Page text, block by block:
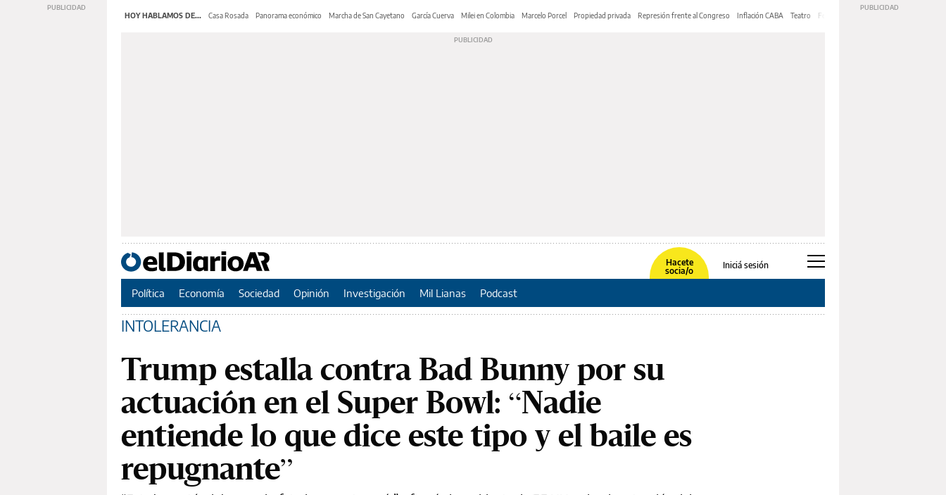
HOY HABLAMOS DE... Casa Rosada Panorama económico Marcha de San Cayetano García Cuerva Milei en Colombia Marcelo Porcel Propiedad privada Represión frente al Congreso Inflación CABA Teatro Feria de Editores
Hacete
socia/o
Iniciá sesión
Política Economía Sociedad Opinión Investigación Mil Lianas Podcast
INTOLERANCIA
Trump estalla contra Bad Bunny por su
actuación en el Super Bowl: “Nadie
entiende lo que dice este tipo y el baile es
repugnante”